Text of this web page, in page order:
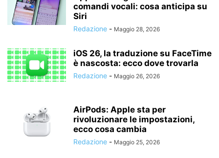
comandi vocali: cosa anticipa su
Siri
Redazione - Maggio 28, 2026
iOS 26, la traduzione su FaceTime
è nascosta: ecco dove trovarla
Redazione - Maggio 26, 2026
AirPods: Apple sta per
rivoluzionare le impostazioni,
ecco cosa cambia
Redazione - Maggio 25, 2026